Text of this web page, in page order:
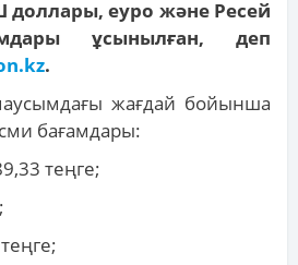
еуро және Ресей
ұсынылған, деп
.
жағдай бойынша
бағамдары:
теңге;